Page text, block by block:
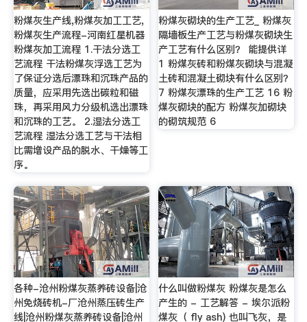
粉煤灰生产线,粉煤灰加工工艺,
粉煤灰生产流程-河南红星机器
粉煤灰加工流程 1.干法分选工
艺流程 干法粉煤灰浮选工艺为
了保证分选后漂珠和沉珠产品的
质量，应采用先选出碳粒和磁
珠，再采用风力分级机选出漂珠
和沉珠的工艺。 2.湿法分选工
艺流程 湿法分选工艺与干法相
比需增设产品的脱水、干燥等工
序。
粉煤灰砌块的生产工艺_ 粉煤灰
隔墙板生产工艺与粉煤灰砌块生
产工艺有什么区别？ 能提供详
1 粉煤灰砖和粉煤灰砌块与混凝
土砖和混凝土砌块有什么区别？
7 粉煤灰漂珠的生产工艺 16 粉
煤灰砌块的配方 粉煤灰加砌块
的砌筑规范 6
各种-沧州粉煤灰蒸养砖设备|沧
州免烧砖机-厂沧州蒸压砖生产
线|沧州粉煤灰蒸养砖设备|沧州
什么叫做粉煤灰 粉煤灰是怎么
产生的 - 工艺解答 - 埃尔派粉
煤灰（ fly ash) 也叫飞灰，是